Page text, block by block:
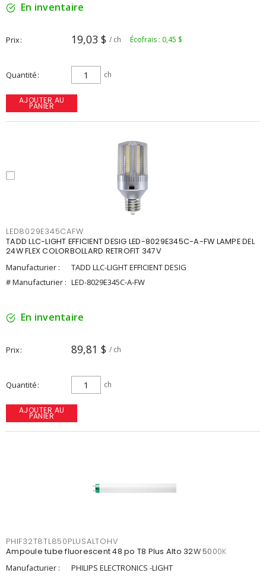
En inventaire
Prix 19,03 $ / ch Écofrais : 0,45 $
Quantité ch
AJOUTER AU
PANIER
LED8029E345CAFW
TADD LLC-LIGHT EFFICIENT DESIG LED-8029E345C-A-FW LAMPE DEL
24W FLEX COLORBOLLARD RETROFIT 347V
Manufacturier :
TADD LLC-LIGHT EFFICIENT DESIG
# Manufacturier : LED-8029E345C-A-FW
En inventaire
Prix 89,81 $ / ch
Quantité ch
AJOUTER AU
PANIER
PHIF32T8TL850PLUSALTOHV
Ampoule tube fluorescent 48 po T8 Plus Alto 32W 5000K
Manufacturier :
PHILIPS ELECTRONICS -LIGHT